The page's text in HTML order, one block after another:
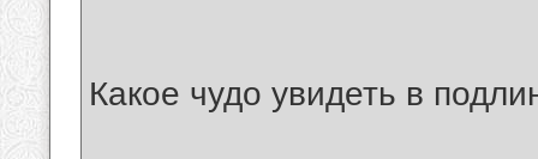
Какое чудо увидеть в